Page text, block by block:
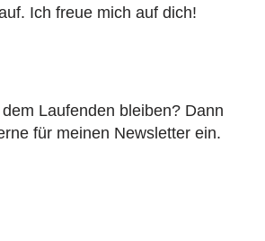
Ich freue mich auf dich!
Laufenden bleiben? Dann
für meinen Newsletter ein.